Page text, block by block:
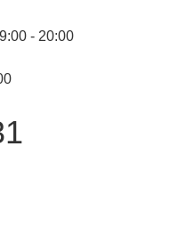
- 20:00